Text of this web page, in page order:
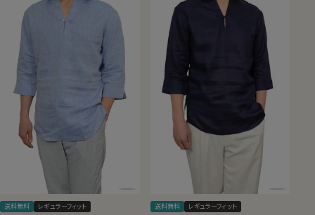
送料無料 レギュラーフィット 送料無料 レギュラーフィット